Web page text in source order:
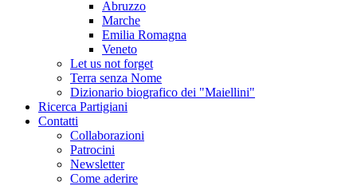
Abruzzo
Marche
Emilia Romagna
Veneto
Let us not forget
Terra senza Nome
Dizionario biografico dei "Maiellini"
Ricerca Partigiani
Contatti
Collaborazioni
Patrocini
Newsletter
Come aderire